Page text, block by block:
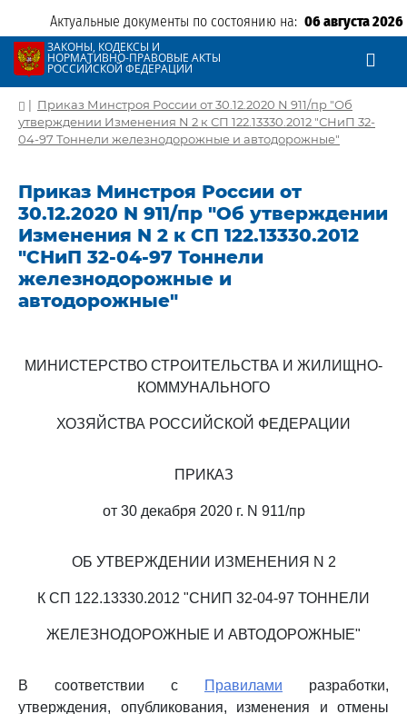
Актуальные документы по состоянию на: 06 августа 2026
ЗАКОНЫ, КОДЕКСЫ И
НОРМАТИВНО-ПРАВОВЫЕ АКТЫ
РОССИЙСКОЙ ФЕДЕРАЦИИ
| Приказ Минстроя России от 30.12.2020 N 911/пр "Об
утверждении Изменения N 2 к СП 122.13330.2012 "СНиП 32-
04-97 Тоннели железнодорожные и автодорожные"
Приказ Минстроя России от
30.12.2020 N 911/пр "Об утверждении
Изменения N 2 к СП 122.13330.2012
"СНиП 32-04-97 Тоннели
железнодорожные и
автодорожные"
МИНИСТЕРСТВО СТРОИТЕЛЬСТВА И ЖИЛИЩНО-
КОММУНАЛЬНОГО
ХОЗЯЙСТВА РОССИЙСКОЙ ФЕДЕРАЦИИ
ПРИКАЗ
от 30 декабря 2020 г. N 911/пр
ОБ УТВЕРЖДЕНИИ ИЗМЕНЕНИЯ N 2
К СП 122.13330.2012 "СНИП 32-04-97 ТОННЕЛИ
ЖЕЛЕЗНОДОРОЖНЫЕ И АВТОДОРОЖНЫЕ"
В соответствии с Правилами разработки,
утверждения, опубликования, изменения и отмены